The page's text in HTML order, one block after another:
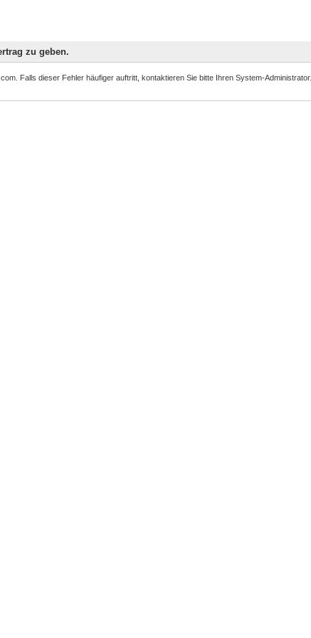
zu geben.
Falls dieser Fehler häufiger auftritt, kontaktieren Sie bitte Ihren System-Administrator.